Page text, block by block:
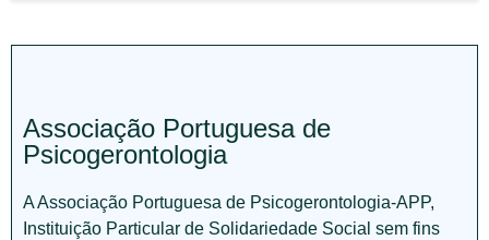
Associação Portuguesa de
Psicogerontologia
A Associação Portuguesa de Psicogerontologia-APP,
Instituição Particular de Solidariedade Social sem fins